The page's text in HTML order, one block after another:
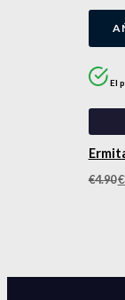
El
€4.90€